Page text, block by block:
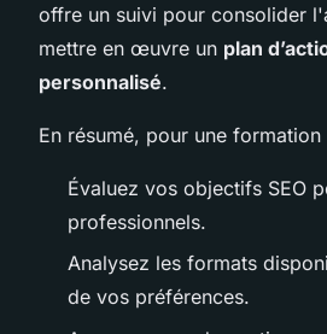
offre un suivi pour consolider
mettre en œuvre un plan
personnalisé.
En résumé, pour une formation
Évaluez vos objectifs SEO
professionnels.
Analysez les formats
de vos préférences.